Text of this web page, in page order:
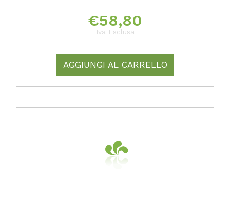
€58,80
Iva Esclusa
AGGIUNGI AL CARRELLO